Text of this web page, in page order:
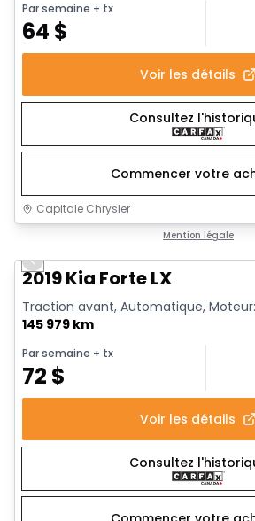
Par semaine + tx
64 $
Voir les détails
Consultez
Commencer votre
Capitale Chrysler
Mention légale
Vidéo disponible
Previous slide
2019 Kia Forte LX
Traction avant, Automatique,
145 979 km
Par semaine + tx
72 $
Voir les détails
Consultez